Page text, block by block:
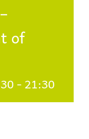
of
-21:30